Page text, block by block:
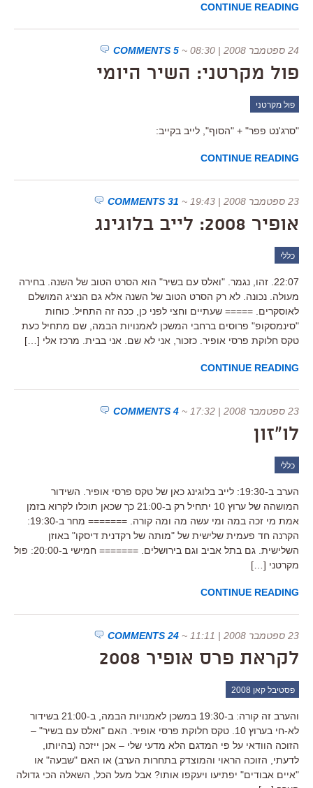
CONTINUE READING
24 ספטמבר 2008 | 08:30 ~
5 COMMENTS
פול מקרטני: השיר היומי
פול מקרטני
"סרג'נט פפר" + "הסוף", לייב בקייב:
CONTINUE READING
23 ספטמבר 2008 | 19:43 ~
31 COMMENTS
אופיר 2008: לייב בלוגינג
כללי
22:07. זהו, נגמר. "ואלס עם בשיר" הוא הסרט הטוב של השנה. בחירה
מעולה. נכונה. לא רק הסרט הטוב של השנה אלא גם הנציג המושלם
לאוסקרים. ===== שעתיים וחצי לפני כן, ככה זה התחיל. כוחות
"סינמסקופ" פרוסים ברחבי המשכן לאמנויות הבמה, שם מתחיל כעת
טקס חלוקת פרסי אופיר. כזכור, אני לא שם. אני בבית. מרכז אלי […]
CONTINUE READING
23 ספטמבר 2008 | 17:32 ~
4 COMMENTS
לו"זון
כללי
הערב ב-19:30: לייב בלוגינג כאן של טקס פרסי אופיר. השידור
המושהה של ערוץ 10 יתחיל רק ב-21:00 כך שכאן תוכלו לקרוא בזמן
אמת מי זכה במה ומי עשה מה ומה קורה. ======= מחר ב-19:30:
הקרנה חד פעמית שלישית של "מותה של רקדנית דיסקו" באוזן
השלישית. גם בתל אביב וגם בירושלים. ======= חמישי ב-20:00: פול
מקרטני […]
CONTINUE READING
23 ספטמבר 2008 | 11:11 ~
24 COMMENTS
לקראת פרס אופיר 2008
פסטיבל קאן 2008
והערב זה קורה: ב-19:30 במשכן לאמנויות הבמה, ב-21:00 בשידור
לא-חי בערוץ 10. טקס חלוקת פרסי אופיר. האם "ואלס עם בשיר" –
הזוכה הוודאי על פי המדגם הלא מדעי שלי – אכן ייזכה (בהיותו,
לדעתי, הזוכה הראוי והמוצדק בתחרות הערב) או האם "שבעה" או
"איים אבודים" יפתיעו ויעקפו אותו? אבל מעל הכל, השאלה הכי גדולה